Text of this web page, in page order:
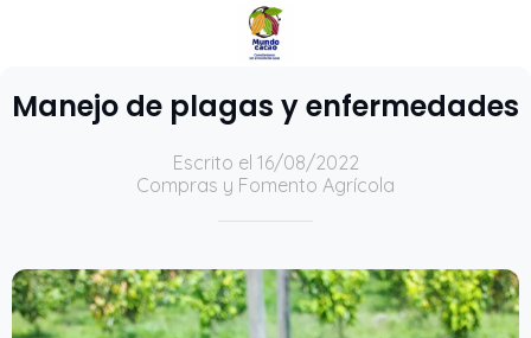
Manejo de plagas y enfermedades
Escrito el 16/08/2022
Compras y Fomento Agrícola